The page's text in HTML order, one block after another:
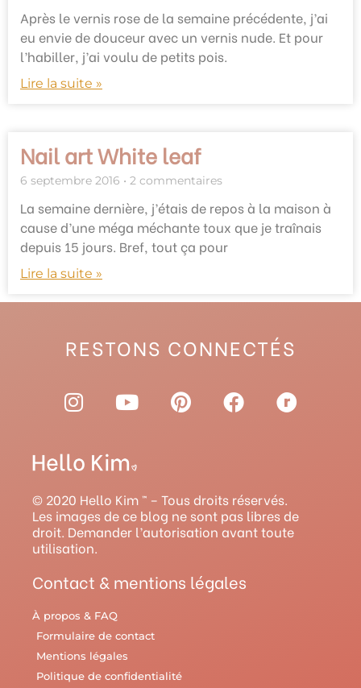
Après le vernis rose de la semaine précédente, j’ai
eu envie de douceur avec un vernis nude. Et pour
l’habiller, j’ai voulu de petits pois.
Lire la suite »
Nail art White leaf
6 septembre 2016 2 commentaires
La semaine dernière, j’étais de repos à la maison à
cause d’une méga méchante toux que je traînais
depuis 15 jours. Bref, tout ça pour
Lire la suite »
RESTONS CONNECTÉS
I
n
t
a
g
r
a
m
Y
o
t
u
b
e
P
i
r
e
s
F
a
o
o
k
R
a
y
© 2020 Hello Kim ™ – Tous droits réservés.
Les images de ce blog ne sont pas libres de
droit. Demander l’autorisation avant toute
utilisation.
Contact & mentions légales
À propos & FAQ
Formulaire de contact
Mentions légales
Politique de confidentialité